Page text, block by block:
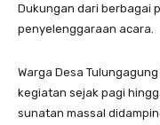
Dukungan dari berbagai
penyelenggaraan acara.
Warga Desa
kegiatan sejak pagi
sunatan massal